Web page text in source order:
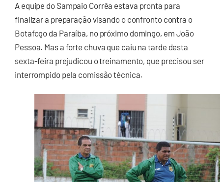
A equipe do Sampaio Corrêa estava pronta para
finalizar a preparação visando o confronto contra o
Botafogo da Paraíba, no próximo domingo, em João
Pessoa. Mas a forte chuva que caiu na tarde desta
sexta-feira prejudicou o treinamento, que precisou ser
interrompido pela comissão técnica.